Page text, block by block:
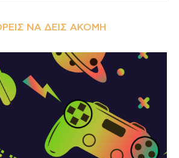
ΝΑ ΔΕΙΣ ΑΚΌΜΗ